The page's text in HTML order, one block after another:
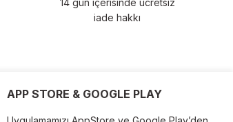
14 gün içerisinde ücretsiz
iade hakkı
APP STORE & GOOGLE PLAY